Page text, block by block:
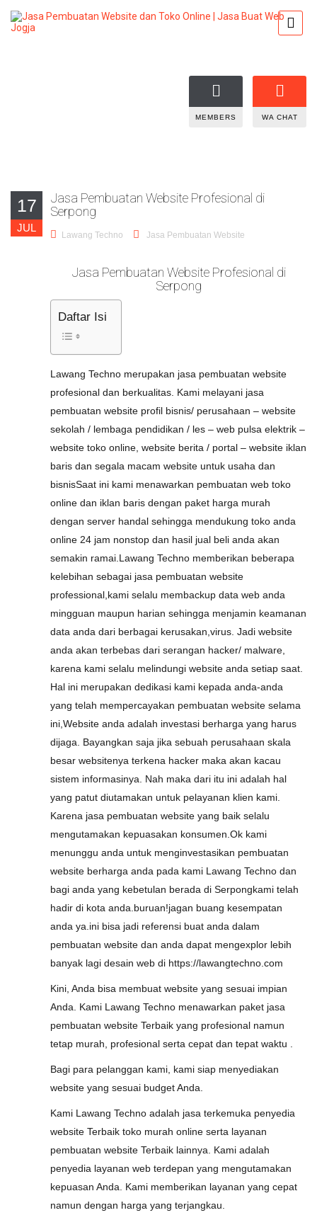
MEMBERS WA CHAT
17
JUL
Jasa Pembuatan Website Profesional di
Serpong
Lawang Techno Jasa Pembuatan Website
Jasa Pembuatan Website Profesional di
Serpong
Daftar Isi
Lawang Techno merupakan jasa pembuatan website
profesional dan berkualitas. Kami melayani jasa
pembuatan website profil bisnis/ perusahaan – website
sekolah / lembaga pendidikan / les – web pulsa elektrik –
website toko online, website berita / portal – website iklan
baris dan segala macam website untuk usaha dan
bisnisSaat ini kami menawarkan pembuatan web toko
online dan iklan baris dengan paket harga murah
dengan server handal sehingga mendukung toko anda
online 24 jam nonstop dan hasil jual beli anda akan
semakin ramai.Lawang Techno memberikan beberapa
kelebihan sebagai jasa pembuatan website
professional,kami selalu membackup data web anda
mingguan maupun harian sehingga menjamin keamanan
data anda dari berbagai kerusakan,virus. Jadi website
anda akan terbebas dari serangan hacker/ malware,
karena kami selalu melindungi website anda setiap saat.
Hal ini merupakan dedikasi kami kepada anda-anda
yang telah mempercayakan pembuatan website selama
ini,Website anda adalah investasi berharga yang harus
dijaga. Bayangkan saja jika sebuah perusahaan skala
besar websitenya terkena hacker maka akan kacau
sistem informasinya. Nah maka dari itu ini adalah hal
yang patut diutamakan untuk pelayanan klien kami.
Karena jasa pembuatan website yang baik selalu
mengutamakan kepuasakan konsumen.Ok kami
menunggu anda untuk menginvestasikan pembuatan
website berharga anda pada kami Lawang Techno dan
bagi anda yang kebetulan berada di Serpongkami telah
hadir di kota anda.buruan!jagan buang kesempatan
anda ya.ini bisa jadi referensi buat anda dalam
pembuatan website dan anda dapat mengexplor lebih
banyak lagi desain web di https://lawangtechno.com
Kini, Anda bisa membuat website yang sesuai impian
Anda. Kami Lawang Techno menawarkan paket jasa
pembuatan website Terbaik yang profesional namun
tetap murah, profesional serta cepat dan tepat waktu .
Bagi para pelanggan kami, kami siap menyediakan
website yang sesuai budget Anda.
Kami Lawang Techno adalah jasa terkemuka penyedia
website Terbaik toko murah online serta layanan
pembuatan website Terbaik lainnya. Kami adalah
penyedia layanan web terdepan yang mengutamakan
kepuasan Anda. Kami memberikan layanan yang cepat
namun dengan harga yang terjangkau.